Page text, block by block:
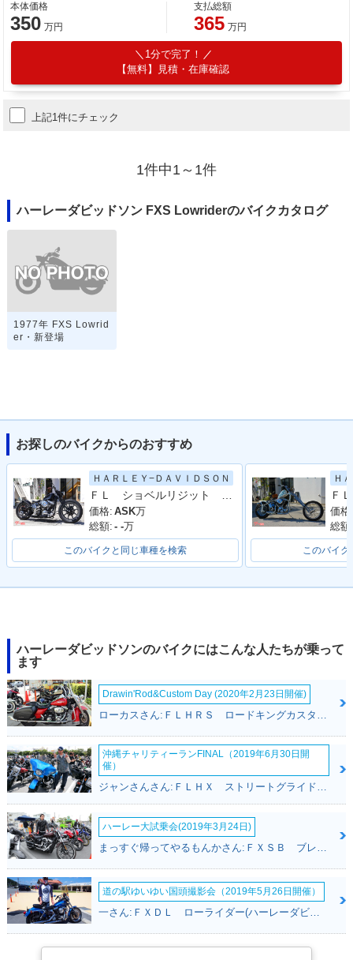
本体価格
350 万円
支払総額
365 万円
1分で完了！
【無料】見積・在庫確認
上記1件にチェック
1件中1～1件
ハーレーダビッドソン FXS Lowriderのバイクカタログ
1977年 FXS Lowrid
er・新登場
お探しのバイクからのおすすめ
ＨＡＲＬＥＹ−ＤＡＶＩＤＳＯＮ
価格: ASK万
総額: - -万
このバイクと同じ車種を検索
Ｈ
Ｆ
価格:
総額:
このバイク
ハーレーダビッドソンのバイクにはこんな人たちが乗って
ます
Drawin'Rod&Custom Day (2020年2月23日開催)
沖縄チャリティーランFINAL（2019年6月30日開
催）
ジャンさんさん:ＦＬＨＸ ストリートグライド(ハーレーダビッドソン)
ハーレー大試乗会(2019年3月24日)
道の駅ゆいゆい国頭撮影会（2019年5月26日開催）